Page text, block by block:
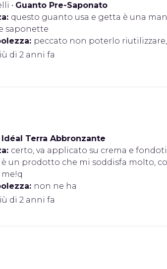
• Guanto Pre-Saponato
questo guanto usa e getta è una
saponette
peccato non poterlo
di 2 anni fa
Terra Abbronzante
certo, va applicato su crema e
è un prodotto che mi soddisfa molto,
non ne ha
di 2 anni fa